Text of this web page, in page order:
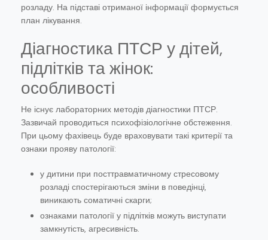
розладу. На підставі отриманої інформації формується
план лікування.
Діагностика ПТСР у дітей,
підлітків та жінок:
особливості
Не існує лабораторних методів діагностики ПТСР.
Зазвичай проводиться психофізіологічне обстеження.
При цьому фахівець буде враховувати такі критерії та
ознаки прояву патології:
у дитини при посттравматичному стресовому
розладі спостерігаються зміни в поведінці,
виникають соматичні скарги;
ознаками патології у підлітків можуть виступати
замкнутість, агресивність.